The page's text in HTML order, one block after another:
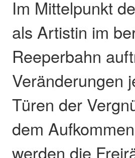
Im Mittelpunkt
als Artistin im
Reeperbahn
Veränderungen
Türen der
dem
werden die